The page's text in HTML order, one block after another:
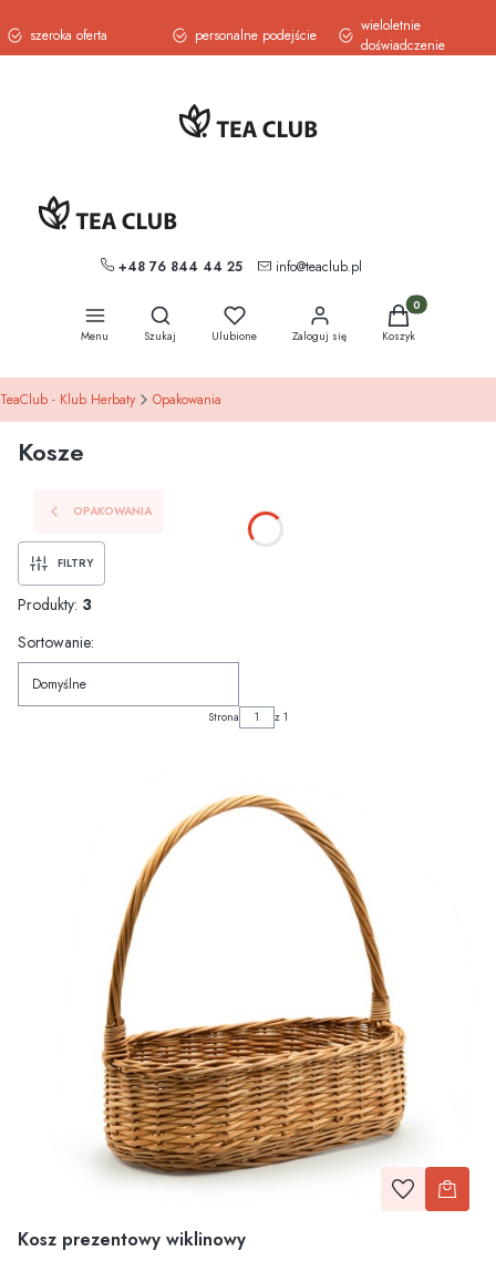
szeroka oferta personalne podejście
wieloletnie
doświadczenie
+48 76 844 44 25 info@teaclub.pl
Menu
Otwórz wyszukiwarkę
Szukaj Ulubione Zaloguj się
Produkty w
Koszyk
TeaClub - Klub Herbaty Opakowania
Kosze
OPAKOWANIA
FILTRY
Produkty: 3
Lista produktów
Sortowanie:
Domyślne
Strona z 1
Kosz prezentowy wiklinowy